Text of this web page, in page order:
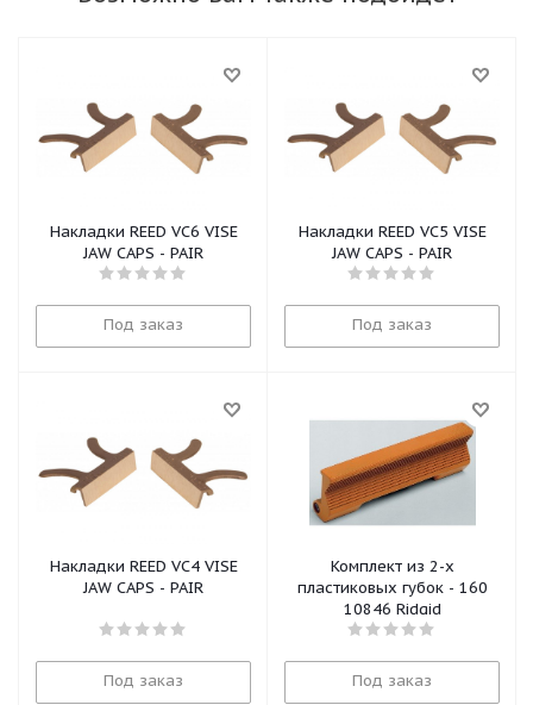
Накладки REED VC6 VISE
JAW CAPS - PAIR
Под заказ
Накладки REED VC5 VISE
JAW CAPS - PAIR
Под заказ
Накладки REED VC4 VISE
JAW CAPS - PAIR
Под заказ
Комплект из 2-х
пластиковых губок - 160
10846 Ridgid
Под заказ